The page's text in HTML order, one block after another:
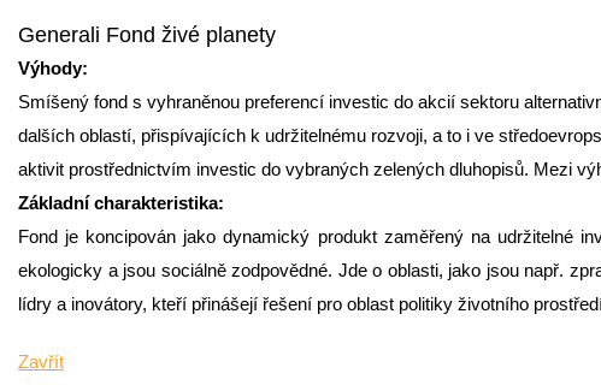
Generali Fond živé planety
Výhody:
Smíšený fond s vyhraněnou preferencí investic do akcií sektoru
dalších oblastí, přispívajících k udržitelnému rozvoji, a to i ve
aktivit prostřednictvím investic do vybraných zelených dluhopisů. Mezi
Základní charakteristika:
Fond je koncipován jako dynamický produkt zaměřený na udržitelné
ekologicky a jsou sociálně zodpovědné. Jde o oblasti, jako jsou např.
lídry a inovátory, kteří přinášejí řešení pro oblast politiky životního
Zavřít